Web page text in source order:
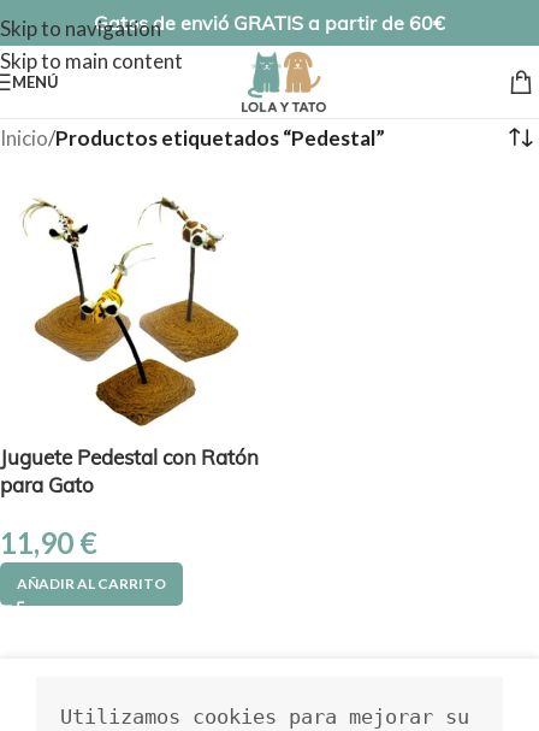
Skip to navigation
Skip to main content
Gatos de envió GRATIS a partir de 60€
MENÚ
Inicio/Productos etiquetados “Pedestal”
Juguete Pedestal con Ratón
para Gato
11,90 €
AÑADIR AL CARRITO
Utilizamos cookies para mejorar su